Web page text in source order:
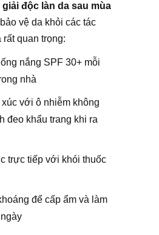
giải độc làn da sau mùa
vệ da khỏi các tác
quan trọng:
nắng SPF 30+ mỗi
nhà
với ô nhiễm không
đeo khẩu trang khi ra
trực tiếp với khói thuốc
để cấp ẩm và làm